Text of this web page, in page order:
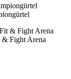
Fight Arena